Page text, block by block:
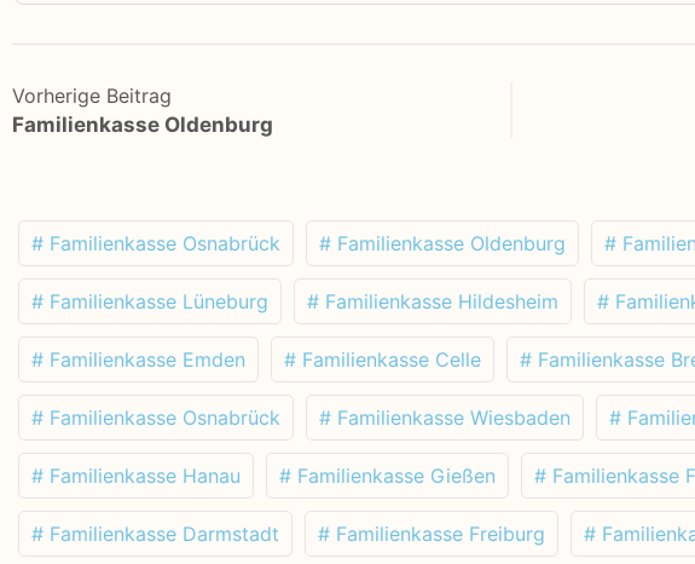
Vorherige Beitrag
Familienkasse Oldenburg
# Familienkasse Osnabrück # Familienkasse Oldenburg #
# Familienkasse Lüneburg # Familienkasse Hildesheim #
# Familienkasse Emden # Familienkasse Celle # Familienkasse
# Familienkasse Osnabrück # Familienkasse Wiesbaden #
# Familienkasse Hanau # Familienkasse Gießen # Familienkasse
# Familienkasse Darmstadt # Familienkasse Freiburg #